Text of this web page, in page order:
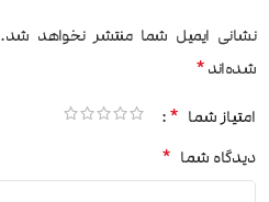
نشانی ایمیل شما منتشر نخواهد شد.
شده‌اند*
امتیاز شما *
دیدگاه شما *